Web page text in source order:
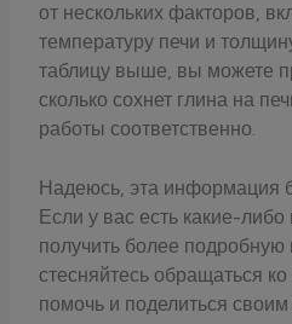
от нескольких факторов,
температуру печи и
таблицу выше, вы можете
сколько сохнет глина на
работы соответственно.
Надеюсь, эта информация
Если у вас есть какие-
получить более
стесняйтесь обращаться
помочь и поделиться